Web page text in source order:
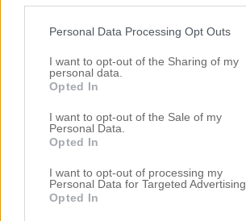
Personal Data Processing Opt Outs
I want to opt-out of the Sharing of my
personal data.
Opted In
I want to opt-out of the Sale of my
Personal Data.
Opted In
I want to opt-out of processing my
Personal Data for Targeted Advertising.
Opted In
mars 2024
januari 2024
november 2023
oktober 2023
september 2023
augusti 2023
juli 2023
juni 2023
april 2023
mars 2023
februari 2023